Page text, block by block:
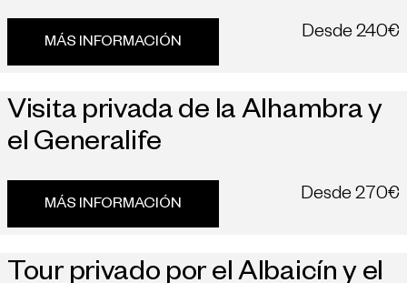
MÁS INFORMACIÓN Desde 240€
Visita privada de la Alhambra y
el Generalife
MÁS INFORMACIÓN Desde 270€
Tour privado por el Albaicín y el